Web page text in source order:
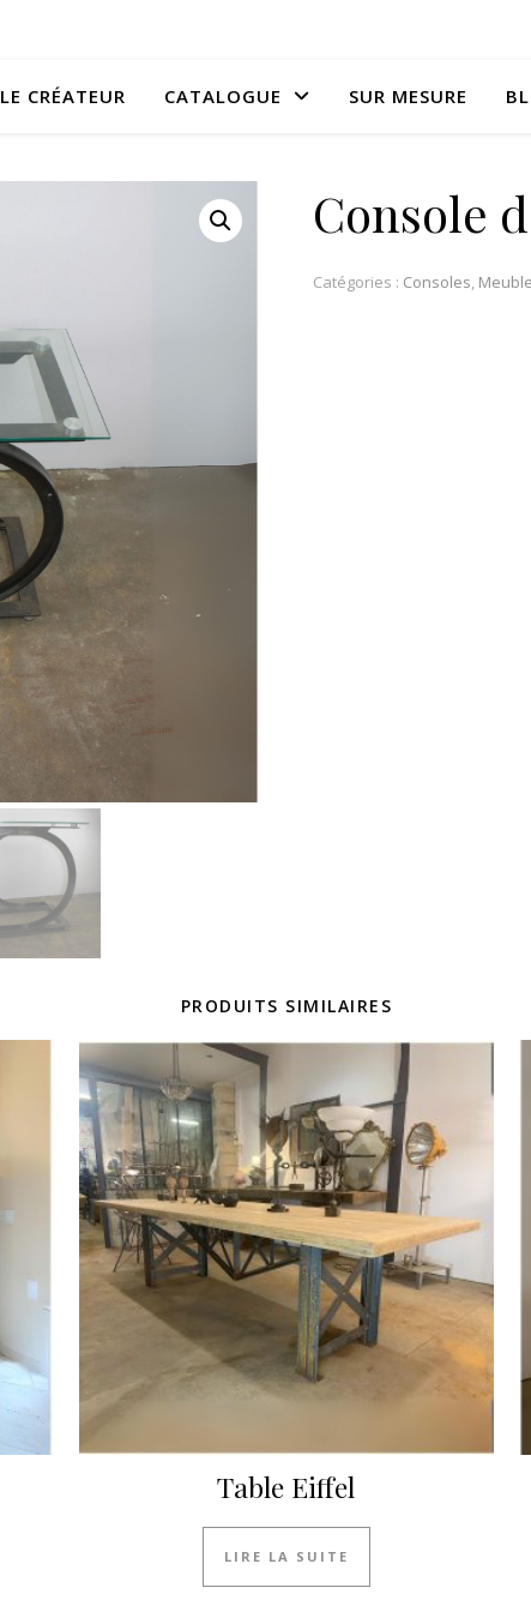
LE CRÉATEUR CATALOGUE SUR MESURE
Console
Catégories : Consoles,
PRODUITS SIMILAIRES
Table Eiffel
LIRE LA SUITE